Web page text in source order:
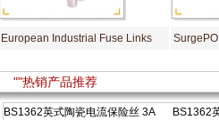
European Industrial Fuse Links
""热销产品推荐
BS1362英式陶瓷电流保险丝 3A
BS1362